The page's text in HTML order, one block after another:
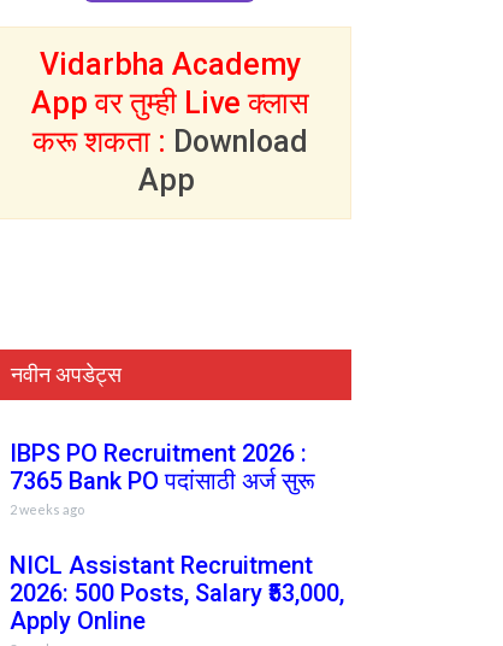
Vidarbha Academy
App वर तुम्ही Live क्लास
करू शकता : Download
App
नवीन अपडेट्स
IBPS PO Recruitment 2026 :
7365 Bank PO पदांसाठी अर्ज सुरू
2 weeks ago
NICL Assistant Recruitment
2026: 500 Posts, Salary ₹53,000,
Apply Online